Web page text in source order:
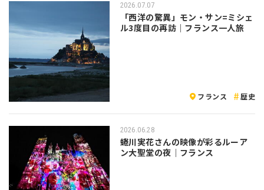
2026.07.07
「西洋の驚異」モン・サン=ミシェ
ル3度目の再訪｜フランス一人旅
フランス 歴史
2026.06.28
蜷川実花さんの映像が彩るルーア
ン大聖堂の夜｜フランス